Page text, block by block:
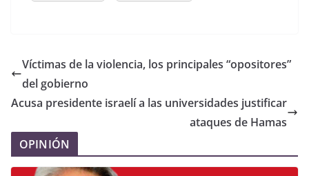
Víctimas de la violencia, los principales “opositores”
del gobierno
Acusa presidente israelí a las universidades justificar
ataques de Hamas
OPINIÓN